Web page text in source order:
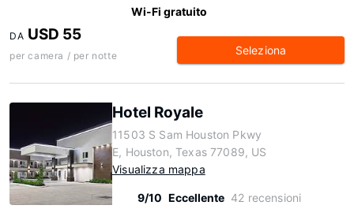
Wi-Fi gratuito
DA USD 55
per camera / per notte Seleziona
Hotel Royale
11503 S Sam Houston Pkwy
E, Houston, Texas 77089, US
Visualizza mappa
9/10 Eccellente 42 recensioni